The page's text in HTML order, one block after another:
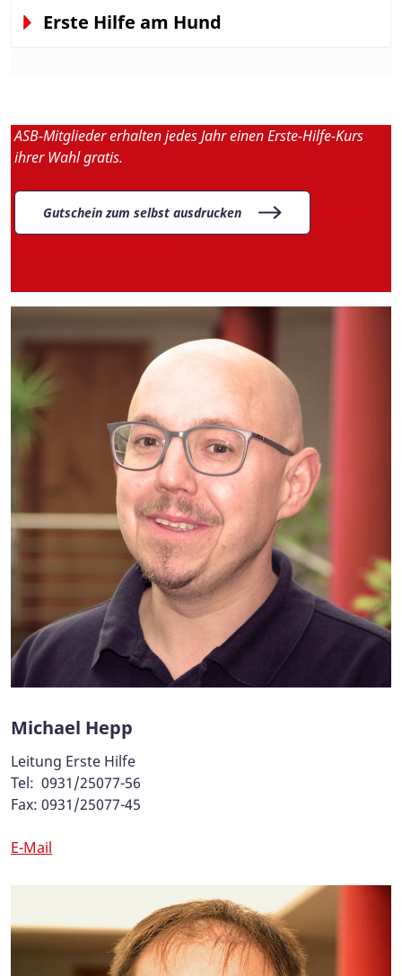
Erste Hilfe am Hund
ASB-Mitglieder erhalten jedes Jahr einen Erste-Hilfe-Kurs
ihrer Wahl gratis.
Gutschein zum selbst ausdrucken
Michael Hepp
Leitung Erste Hilfe
Tel: 0931/25077-56
Fax: 0931/25077-45
E-Mail